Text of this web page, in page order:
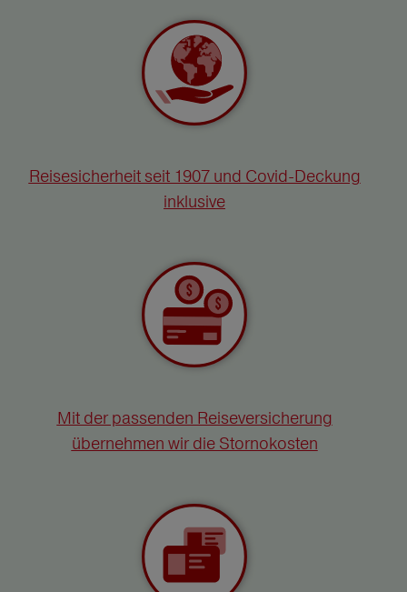
Reisesicherheit seit 1907 und Covid-Deckung
inklusive
Mit der passenden Reiseversicherung
übernehmen wir die Stornokosten